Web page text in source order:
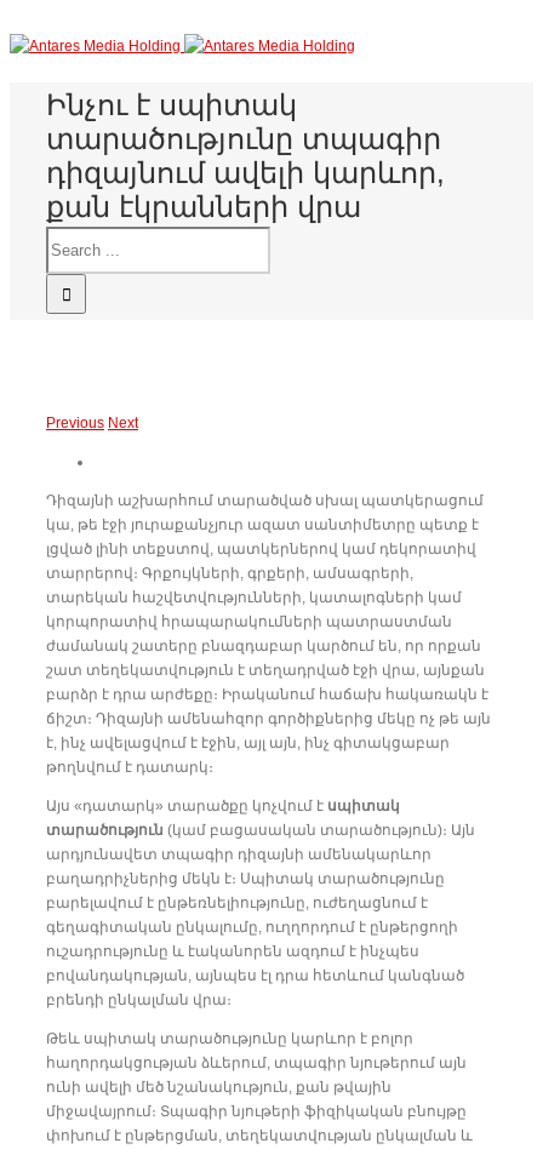
Ինչու է սպիտակ
տարածությունը տպագիր
դիզայնում ավելի կարևոր,
քան էկրանների վրա
Previous Next
Դիզայնի աշխարհում տարածված սխալ պատկերացում
կա, թե էջի յուրաքանչյուր ազատ սանտիմետրը պետք է
լցված լինի տեքստով, պատկերներով կամ դեկորատիվ
տարրերով։ Գրքույկների, գրքերի, ամսագրերի,
տարեկան հաշվետվությունների, կատալոգների կամ
կորպորատիվ հրապարակումների պատրաստման
ժամանակ շատերը բնազդաբար կարծում են, որ որքան
շատ տեղեկատվություն է տեղադրված էջի վրա, այնքան
բարձր է դրա արժեքը։ Իրականում հաճախ հակառակն է
ճիշտ։ Դիզայնի ամենահզոր գործիքներից մեկը ոչ թե այն
է, ինչ ավելացվում է էջին, այլ այն, ինչ գիտակցաբար
թողնվում է դատարկ։
Այս «դատարկ» տարածքը կոչվում է սպիտակ
տարածություն (կամ բացասական տարածություն)։ Այն
արդյունավետ տպագիր դիզայնի ամենակարևոր
բաղադրիչներից մեկն է։ Սպիտակ տարածությունը
բարելավում է ընթեռնելիությունը, ուժեղացնում է
գեղագիտական ընկալումը, ուղղորդում է ընթերցողի
ուշադրությունը և էականորեն ազդում է ինչպես
բովանդակության, այնպես էլ դրա հետևում կանգնած
բրենդի ընկալման վրա։
Թեև սպիտակ տարածությունը կարևոր է բոլոր
հաղորդակցության ձևերում, տպագիր նյութերում այն
ունի ավելի մեծ նշանակություն, քան թվային
միջավայրում։ Տպագիր նյութերի ֆիզիկական բնույթը
փոխում է ընթերցման, տեղեկատվության ընկալման և